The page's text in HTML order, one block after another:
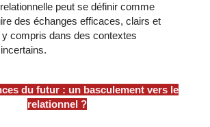
relationnelle peut se définir comme
des échanges efficaces, clairs et
compris dans des contextes
du futur : un basculement vers le
relationnel ?